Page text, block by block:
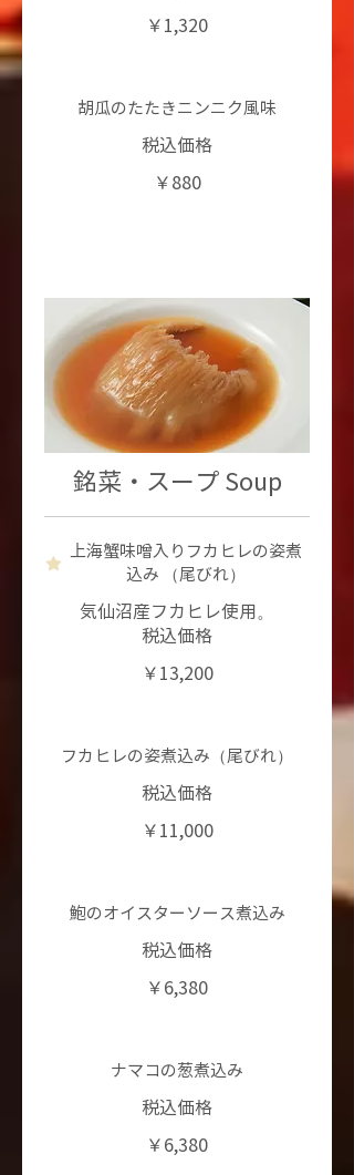
￥1,320
胡瓜のたたきニンニク風味
税込価格
￥880
銘菜・スープ Soup
上海蟹味噌入りフカヒレの姿煮
込み （尾びれ）
気仙沼産フカヒレ使用。
￥13,200
フカヒレの姿煮込み（尾びれ）
税込価格
￥11,000
鮑のオイスターソース煮込み
税込価格
￥6,380
ナマコの葱煮込み
税込価格
￥6,380